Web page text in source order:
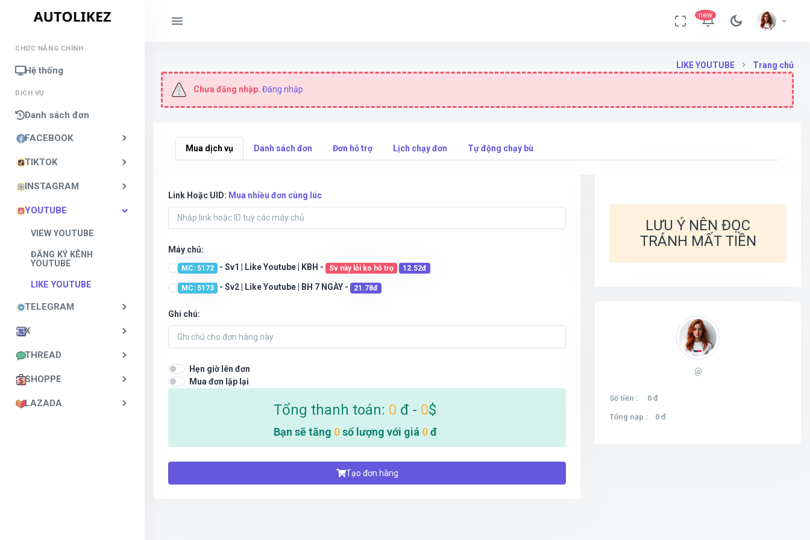
CHỨC NĂNG CHÍNH
Hệ thống
DỊCH VỤ
Danh sách đơn
FACEBOOK
TIKTOK
INSTAGRAM
YOUTUBE
VIEW YOUTUBE
ĐĂNG KÝ KÊNH
YOUTUBE
LIKE YOUTUBE
TELEGRAM
X
THREAD
SHOPPE
LAZADA
new
LIKE YOUTUBE Trang chủ
Chưa đăng nhập. Đăng nhập
Mua dịch vụ Danh sách đơn Đơn hỗ trợ Lịch chạy đơn Tự động chạy bù
Link Hoặc UID: Mua nhiều đơn cùng lúc
Máy chủ:
MC: 5172 - Sv1 | Like Youtube | KBH - Sv này lỗi ko hỗ trợ 12.52đ
MC: 5173 - Sv2 | Like Youtube | BH 7 NGÀY - 21.78đ
Ghi chú:
Hẹn giờ lên đơn
Mua đơn lặp lại
Tổng thanh toán: 0 đ - 0$
Bạn sẽ tăng 0số lượng với giá 0đ
Tạo đơn hàng
LƯU Ý NÊN ĐỌC
TRÁNH MẤT TIỀN
@
Số tiền : 0 đ
Tổng nạp : 0 đ